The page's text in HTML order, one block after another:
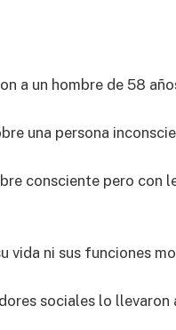
a un hombre de 58
una persona
consciente pero con
vida ni sus funciones
sociales lo llevaron